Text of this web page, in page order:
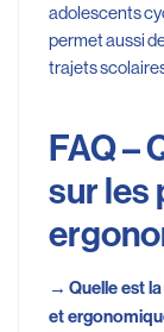
adolescents
permet aussi
trajets
FAQ –
sur les
→ Quelle est
et